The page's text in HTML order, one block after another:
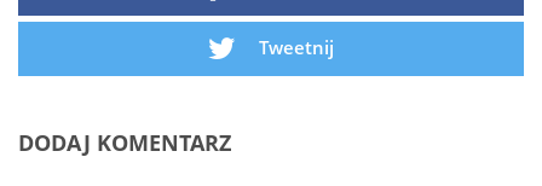
Tweetnij
DODAJ KOMENTARZ